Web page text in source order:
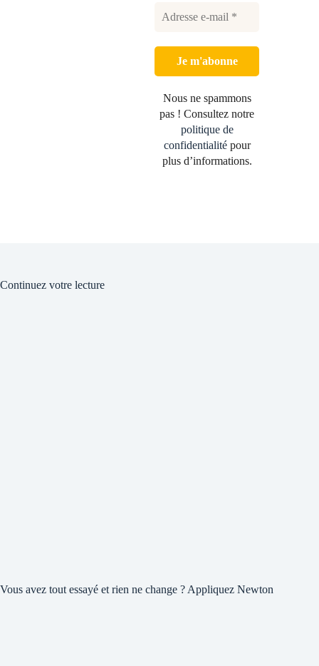
Nous ne spammons
pas ! Consultez notre
politique de
confidentialitépour
plus d’informations.
Continuez votre lecture
Vous avez tout essayé et rien ne change ? Appliquez Newton